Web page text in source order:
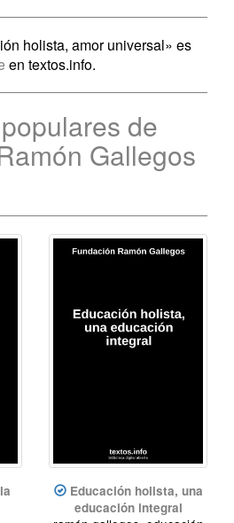
holista, amor universal» es
en textos.info.
de
Gallegos
Educación holista, una
educación integral